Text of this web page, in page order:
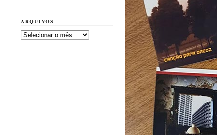
ARQUIVOS
Arquivos